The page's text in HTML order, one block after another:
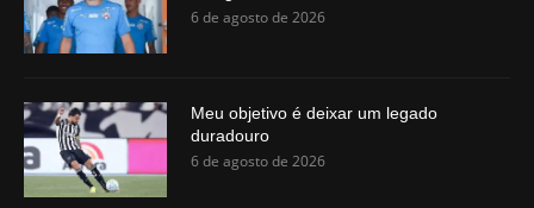
6 de agosto de 2026
Meu objetivo é deixar um legado
duradouro
6 de agosto de 2026